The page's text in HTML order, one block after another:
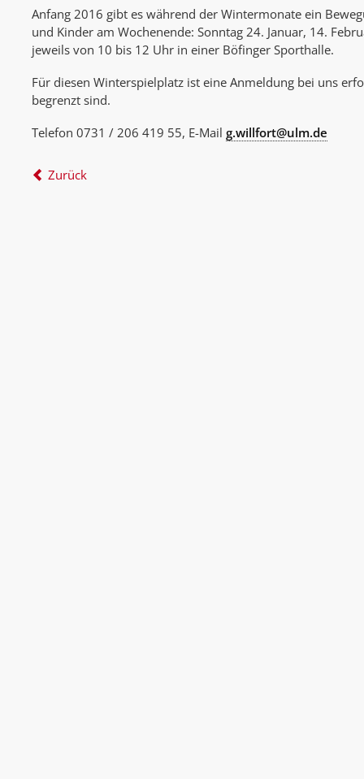
Anfang 2016 gibt es während der Wintermonate ein
und Kinder am Wochenende: Sonntag 24. Januar, 14.
jeweils von 10 bis 12 Uhr in einer Böfinger Sporthalle.
Für diesen Winterspielplatz ist eine Anmeldung bei uns
begrenzt sind.
Telefon 0731 / 206 419 55, E-Mailg.willfort@ulm.de
Zurück